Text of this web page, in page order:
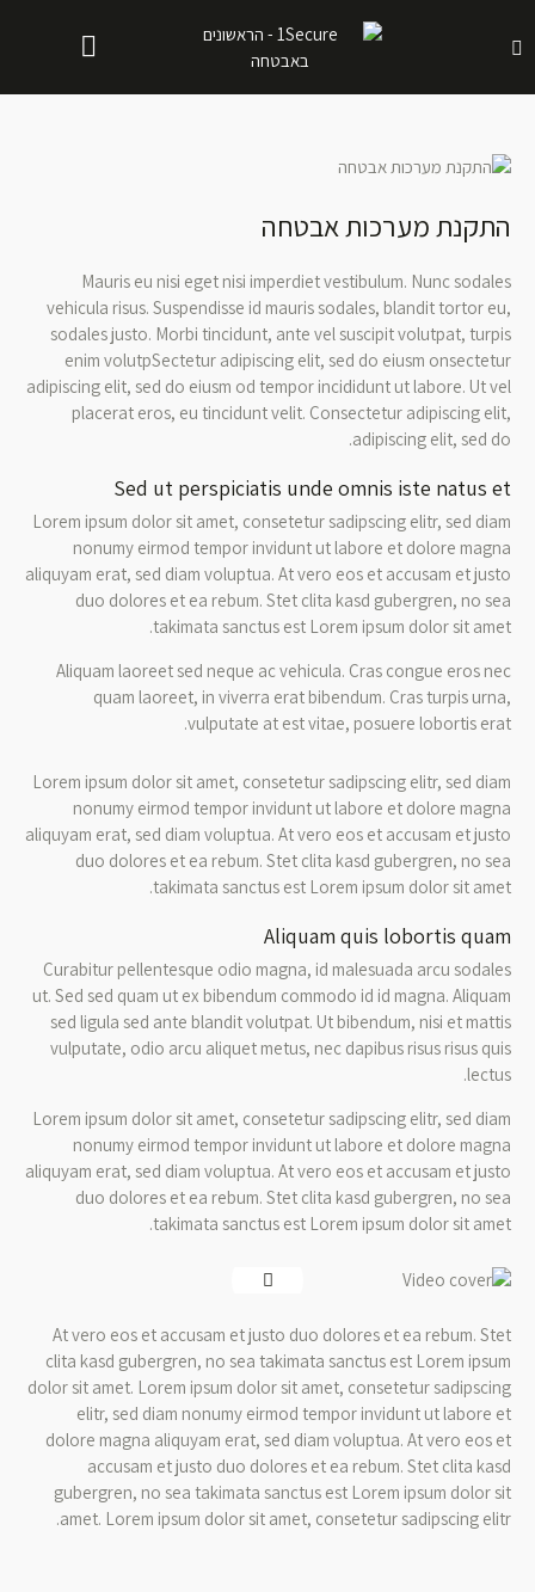
התקנת מערכות אבטחה
Mauris eu nisi eget nisi imperdiet vestibulum. Nunc sodales
vehicula risus. Suspendisse id mauris sodales, blandit tortor eu,
sodales justo. Morbi tincidunt, ante vel suscipit volutpat, turpis
enim volutpSectetur adipiscing elit, sed do eiusm onsectetur
adipiscing elit, sed do eiusm od tempor incididunt ut labore. Ut vel
placerat eros, eu tincidunt velit. Consectetur adipiscing elit,
adipiscing elit, sed do.
Sed ut perspiciatis unde omnis iste natus et
Lorem ipsum dolor sit amet, consetetur sadipscing elitr, sed diam
nonumy eirmod tempor invidunt ut labore et dolore magna
aliquyam erat, sed diam voluptua. At vero eos et accusam et justo
duo dolores et ea rebum. Stet clita kasd gubergren, no sea
takimata sanctus est Lorem ipsum dolor sit amet.
Aliquam laoreet sed neque ac vehicula. Cras congue eros nec
quam laoreet, in viverra erat bibendum. Cras turpis urna,
vulputate at est vitae, posuere lobortis erat.
Lorem ipsum dolor sit amet, consetetur sadipscing elitr, sed diam
nonumy eirmod tempor invidunt ut labore et dolore magna
aliquyam erat, sed diam voluptua. At vero eos et accusam et justo
duo dolores et ea rebum. Stet clita kasd gubergren, no sea
takimata sanctus est Lorem ipsum dolor sit amet.
Aliquam quis lobortis quam
Curabitur pellentesque odio magna, id malesuada arcu sodales
ut. Sed sed quam ut ex bibendum commodo id id magna. Aliquam
sed ligula sed ante blandit volutpat. Ut bibendum, nisi et mattis
vulputate, odio arcu aliquet metus, nec dapibus risus risus quis
lectus.
Lorem ipsum dolor sit amet, consetetur sadipscing elitr, sed diam
nonumy eirmod tempor invidunt ut labore et dolore magna
aliquyam erat, sed diam voluptua. At vero eos et accusam et justo
duo dolores et ea rebum. Stet clita kasd gubergren, no sea
takimata sanctus est Lorem ipsum dolor sit amet.
At vero eos et accusam et justo duo dolores et ea rebum. Stet
clita kasd gubergren, no sea takimata sanctus est Lorem ipsum
dolor sit amet. Lorem ipsum dolor sit amet, consetetur sadipscing
elitr, sed diam nonumy eirmod tempor invidunt ut labore et
dolore magna aliquyam erat, sed diam voluptua. At vero eos et
accusam et justo duo dolores et ea rebum. Stet clita kasd
gubergren, no sea takimata sanctus est Lorem ipsum dolor sit
amet. Lorem ipsum dolor sit amet, consetetur sadipscing elitr.